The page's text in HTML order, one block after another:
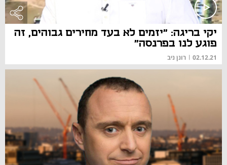
יקי בריגה: "יזמים לא בעד מחירים גבוהים, זה
פוגע לנו בפרנסה"
02.12.21
| רונן ניב